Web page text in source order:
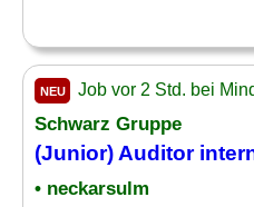
NEU Job vor 2 Std. bei
Schwarz Gruppe
(Junior) Auditor
• neckarsulm